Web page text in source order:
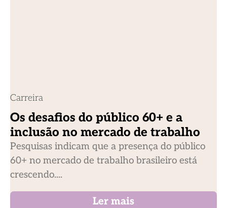
Carreira
Os desafios do público 60+ e a
inclusão no mercado de trabalho
Pesquisas indicam que a presença do público
60+ no mercado de trabalho brasileiro está
crescendo....
Ler mais